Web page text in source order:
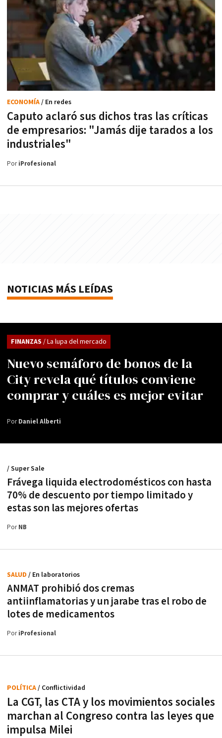
Caputo aclaró sus dichos tras las críticas
de empresarios: "Jamás dije tarados a los
industriales"
ECONOMÍA/ En redes
PoriProfesional
NOTICIAS MÁS LEÍDAS
Nuevo semáforo de bonos de la
City revela qué títulos conviene
comprar y cuáles es mejor evitar
FINANZAS / La lupa del mercado
PorDaniel Alberti
Frávega liquida electrodomésticos con hasta
70% de descuento por tiempo limitado y
estas son las mejores ofertas
/ Super Sale
PorNB
ANMAT prohibió dos cremas
antiinflamatorias y un jarabe tras el robo de
lotes de medicamentos
SALUD / En laboratorios
PoriProfesional
La CGT, las CTA y los movimientos sociales
marchan al Congreso contra las leyes que
impulsa Milei
POLÍTICA/ Conflictividad